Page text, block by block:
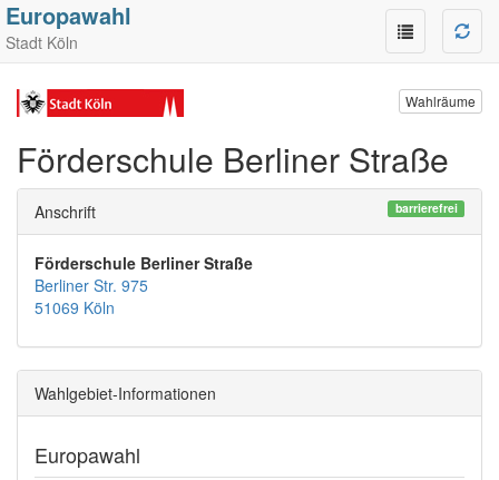
Europawahl
Stadt Köln
Wahlräume
Förderschule Berliner Straße
Anschrift barrierefrei
Förderschule Berliner Straße
Berliner Str. 975
51069 Köln
Wahlgebiet-Informationen
Europawahl